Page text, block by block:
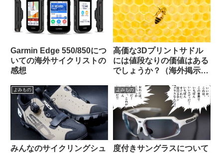
Garmin Edge 550/850につ
いての海外サイクリストの
感想
高価な3Dプリントサドル
には値段なりの価値はある
でしょうか？（海外掲示板
よみもの
みんなのサイクリングシュ
よみもの
度付きサングラスについて